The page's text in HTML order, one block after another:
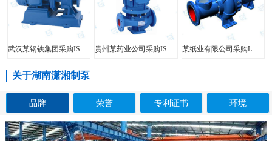
某纸业有限公司采购LXL型两相流无堵塞纸浆泵
关于湖南潇湘制泵
品牌 荣誉 专利证书 环境